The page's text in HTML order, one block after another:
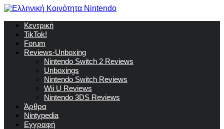
Κεντρική
TikTok!
Forum
Reviews-Unboxing
Nintendo Switch 2 Reviews
Unboxings
Nintendo Switch Reviews
Wii U Reviews
Nintendo 3DS Reviews
Άρθρα
Nintypedia
Εγγραφή